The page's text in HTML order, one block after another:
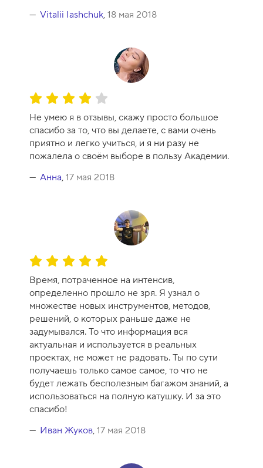
Vitalii Iashchuk, 18 мая 2018
О
е
н
к
а
к
Не умею я в отзывы, скажу просто большое
спасибо за то, что вы делаете, с вами очень
приятно и легко учиться, и я ни разу не
пожалела о своём выборе в пользу Академии.
Анна, 17 мая 2018
О
ц
е
н
к
а
к
у
р
с
а
-
1
0
Время, потраченное на интенсив,
определенно прошло не зря. Я узнал о
множестве новых инструментов, методов,
решений, о которых раньше даже не
задумывался. То что информация вся
актуальная и используется в реальных
проектах, не может не радовать. Ты по сути
получаешь только самое самое, то что не
будет лежать бесполезным багажом знаний, а
использоваться на полную катушку. И за это
спасибо!
Иван Жуков, 17 мая 2018